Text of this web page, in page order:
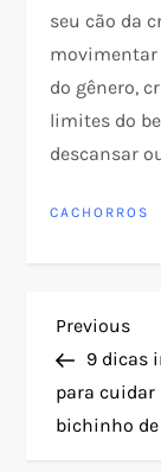
seu cão da
movimentar
do gênero,
limites do
descansar
CACHORROS
N
a
v
Previous
Post
Previous
9 dicas
para cuidar
bichinho